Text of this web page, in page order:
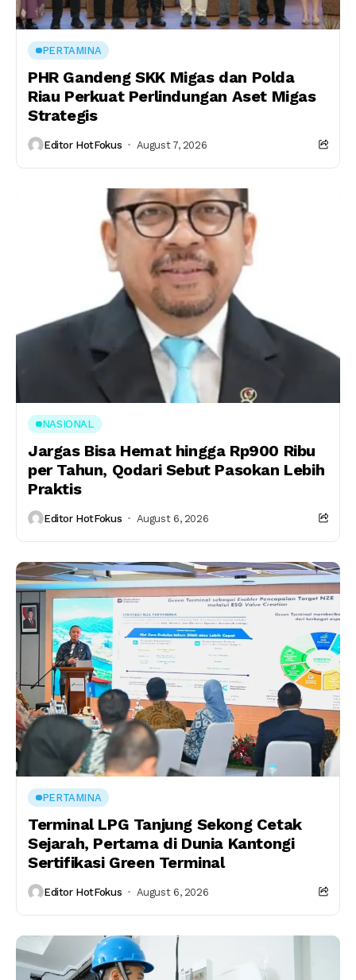
PERTAMINA
PHR Gandeng SKK Migas dan Polda
Riau Perkuat Perlindungan Aset Migas
Strategis
Editor HotFokus August 7, 2026
NASIONAL
Jargas Bisa Hemat hingga Rp900 Ribu
per Tahun, Qodari Sebut Pasokan Lebih
Praktis
Editor HotFokus August 6, 2026
PERTAMINA
Terminal LPG Tanjung Sekong Cetak
Sejarah, Pertama di Dunia Kantongi
Sertifikasi Green Terminal
Editor HotFokus August 6, 2026